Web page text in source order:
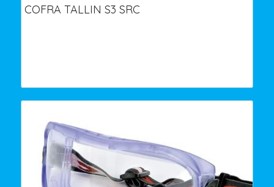
COFRA TALLIN S3 SRC